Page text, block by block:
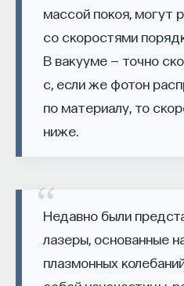
массой покоя, могут
со скоростями
В вакууме — точно
с, если же фотон
по материалу, то
ниже.
Недавно были
лазеры, основанные
плазмонных
адаптируется и еще
долго он опирается на
речь идет не о нескольких
а о десятилетиях».
У университета
Первая — развитие и
дисциплинарного знания,
само знание, а не человек
Вторая — формирование
человека, например